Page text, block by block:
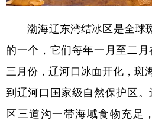
山东 河南
广东 广西
四川 贵州
渤海辽东湾结冰区是全球
的一个，它们每年一月至二月
三月份，辽河口冰面开化，斑
到辽河口国家级自然保护区
区三道沟一带海域食物充足